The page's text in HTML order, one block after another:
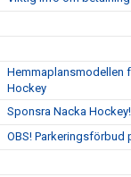
Hemmaplansmodellen
Hockey
Sponsra Nacka Hockey!
OBS! Parkeringsförbud